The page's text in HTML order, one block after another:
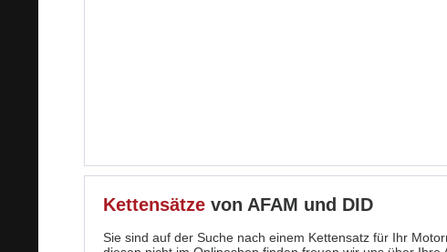
Kettensätze von AFAM und DID
Sie sind auf der Suche nach einem Kettensatz für Ihr